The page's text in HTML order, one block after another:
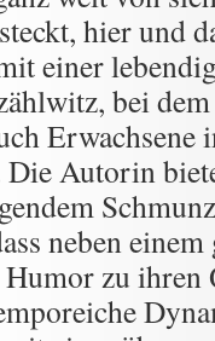
hier und
einer
bei
Erwachsene
Autorin
neben
Humor zu